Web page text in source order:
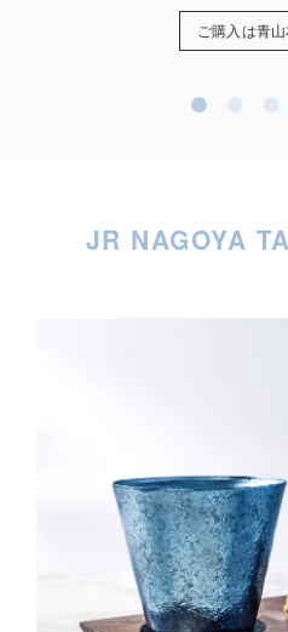
ご購入は青
JR NAGOYA